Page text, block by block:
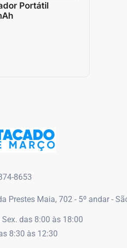
Portátil
8653
Prestes Maia, 702 - 5º andar -
Sex. das 8:00 às 18:00
8:30 às 12:30